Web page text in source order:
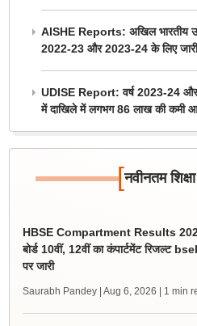
AISHE Reports: अखिल भारतीय उच्च
2022-23 और 2023-24 के लिए जारी
UDISE Report: वर्ष 2023-24
में दाखिले में लगभग 86 लाख की कमी
[नवीनतम
HBSE Compartment Results
बोर्ड 10वीं, 12वीं का कंपार्टमेंट रिजल्ट
पर जारी
Saurabh Pandey | Aug 6, 2026 | 1 min